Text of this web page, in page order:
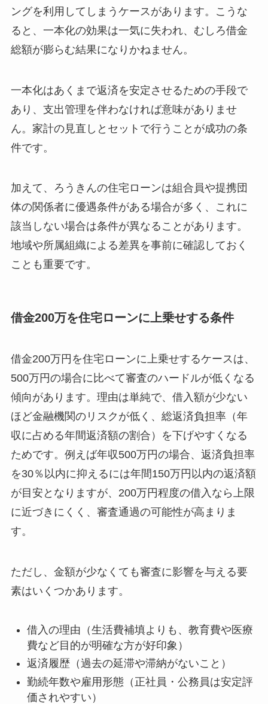
ングを利用してしまうケースがあります。こうな
ると、一本化の効果は一気に失われ、むしろ借金
総額が膨らむ結果になりかねません。
一本化はあくまで返済を安定させるための手段で
あり、支出管理を伴わなければ意味がありませ
ん。家計の見直しとセットで行うことが成功の条
件です。
加えて、ろうきんの住宅ローンは組合員や提携団
体の関係者に優遇条件がある場合が多く、これに
該当しない場合は条件が異なることがあります。
地域や所属組織による差異を事前に確認しておく
ことも重要です。
借金200万を住宅ローンに上乗せする条件
借金200万円を住宅ローンに上乗せするケースは、
500万円の場合に比べて審査のハードルが低くなる
傾向があります。理由は単純で、借入額が少ない
ほど金融機関のリスクが低く、総返済負担率（年
収に占める年間返済額の割合）を下げやすくなる
ためです。例えば年収500万円の場合、返済負担率
を30％以内に抑えるには年間150万円以内の返済額
が目安となりますが、200万円程度の借入なら上限
に近づきにくく、審査通過の可能性が高まりま
す。
ただし、金額が少なくても審査に影響を与える要
素はいくつかあります。
借入の理由（生活費補填よりも、教育費や医療
費など目的が明確な方が好印象）
返済履歴（過去の延滞や滞納がないこと）
勤続年数や雇用形態（正社員・公務員は安定評
価されやすい）